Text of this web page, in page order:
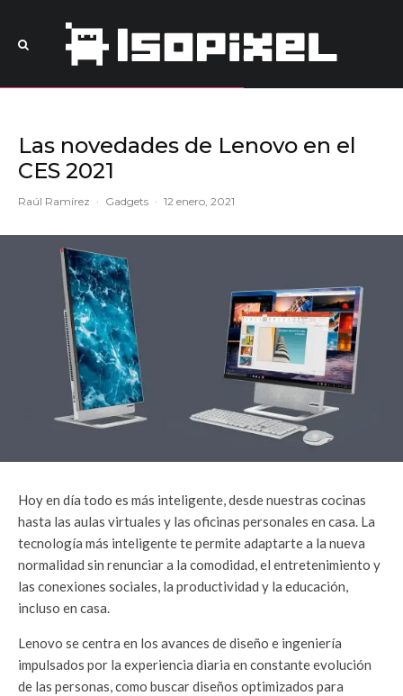
Las novedades de Lenovo en el
CES 2021
Raúl Ramírez · Gadgets · 12 enero, 2021
Hoy en día todo es más inteligente, desde nuestras cocinas
hasta las aulas virtuales y las oficinas personales en casa. La
tecnología más inteligente te permite adaptarte a la nueva
normalidad sin renunciar a la comodidad, el entretenimiento y
las conexiones sociales, la productividad y la educación,
incluso en casa.
Lenovo se centra en los avances de diseño e ingeniería
impulsados por la experiencia diaria en constante evolución
de las personas, como buscar diseños optimizados para